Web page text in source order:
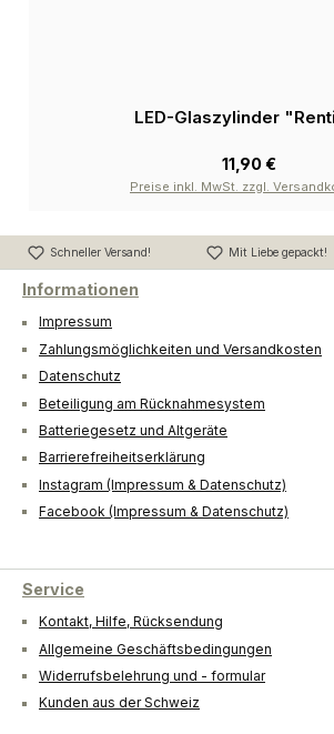
LED-Glaszylinder
11,90 €
Preise inkl. MwSt. zzgl.
Schneller Versand! Mit Liebe gepackt!
Informationen
Impressum
Zahlungsmöglichkeiten und Versandkosten
Datenschutz
Beteiligung am Rücknahmesystem
Batteriegesetz und Altgeräte
Barrierefreiheitserklärung
Instagram (Impressum & Datenschutz)
Facebook (Impressum & Datenschutz)
Service
Kontakt, Hilfe, Rücksendung
Allgemeine Geschäftsbedingungen
Widerrufsbelehrung und - formular
Kunden aus der Schweiz